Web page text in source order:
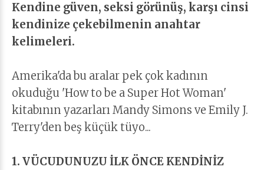
Kendine güven, seksi görünüş, karşı cinsi
kendinize çekebilmenin anahtar
kelimeleri.
Amerika'da bu aralar pek çok kadının
okuduğu 'How to be a Super Hot Woman'
kitabının yazarları Mandy Simons ve Emily J.
Terry'den beş küçük tüyo...
1. VÜCUDUNUZU İLK ÖNCE KENDİNİZ